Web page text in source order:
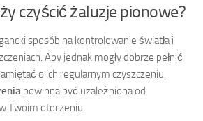
czyścić żaluzje pionowe?
sposób na kontrolowanie światła i
Aby jednak mogły dobrze pełnić
o ich regularnym czyszczeniu.
powinna być uzależniona od
Twoim otoczeniu.